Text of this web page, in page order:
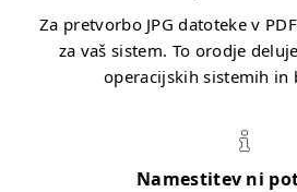
Za pretvorbo JPG datoteke v
za vaš sistem. To orodje
operacijskih sistemih in
Namestitev ni